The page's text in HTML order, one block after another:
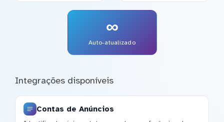
∞
Auto-atualizado
Integrações disponíveis
Contas de Anúncios